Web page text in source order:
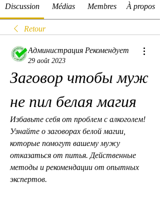
Discussion Médias Membres À propos
Retour
Администрация Рекомендует
29 août 2023
Заговор чтобы муж
не пил белая магия
Избавьте себя от проблем с алкоголем!
Узнайте о заговорах белой магии,
которые помогут вашему мужу
отказаться от питья. Действенные
методы и рекомендации от опытных
экспертов.